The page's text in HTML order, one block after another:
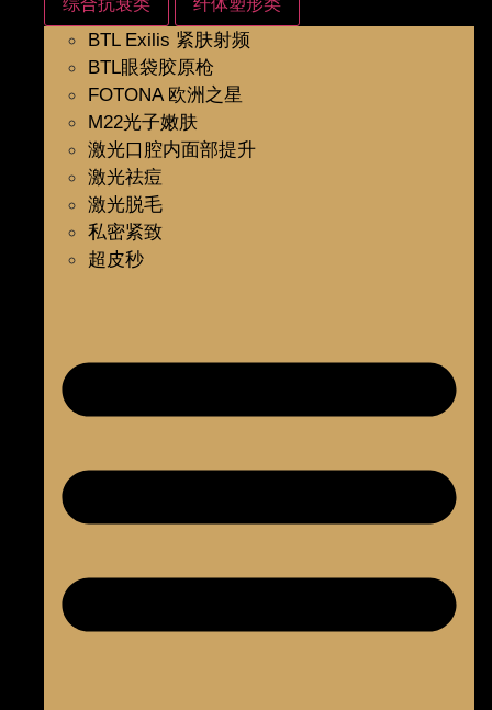
BTL Exilis 紧肤射频
BTL眼袋胶原枪
FOTONA 欧洲之星
M22光子嫩肤
激光口腔内面部提升
激光祛痘
激光脱毛
私密紧致
超皮秒